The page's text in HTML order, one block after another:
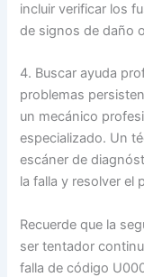
incluir verificar los
de signos de daño
4. Buscar ayuda
problemas
un mecánico
especializado. Un
escáner de
la falla y resolver el
Recuerde que la
ser tentador
falla de código